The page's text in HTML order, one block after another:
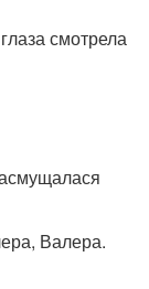
смотрела
Валера.